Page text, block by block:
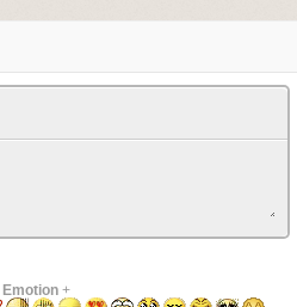
Emotion+